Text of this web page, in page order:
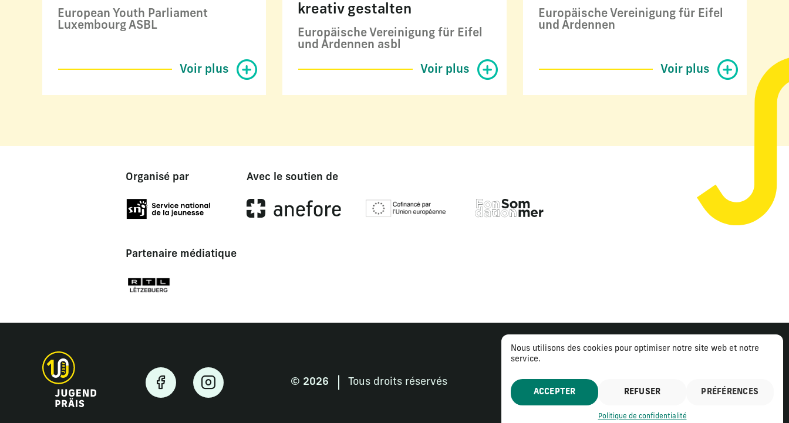
Nous utilisons des cookies pour optimiser notre site web et notre
service.
ACCEPTER REFUSER PRÉFÉRENCES
Politique de confidentialité
European Youth Parliament
Luxembourg ASBL
Voir plus
kreativ gestalten
Europäische Vereinigung für Eifel
und Ardennen asbl
Voir plus
Europäische Vereinigung für Eifel
und Ardennen
Voir plus
Organisé par Avec le soutien de
Partenaire médiatique
© 2026 Tous droits réservés Mentions légales